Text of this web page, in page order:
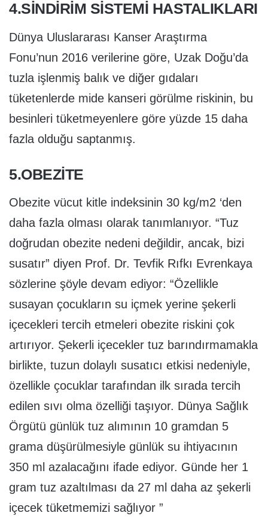
4.SİNDİRİM SİSTEMİ HASTALIKLARI
Dünya Uluslararası Kanser Araştırma
Fonu’nun 2016 verilerine göre, Uzak Doğu’da
tuzla işlenmiş balık ve diğer gıdaları
tüketenlerde mide kanseri görülme riskinin, bu
besinleri tüketmeyenlere göre yüzde 15 daha
fazla olduğu saptanmış.
5.OBEZİTE
Obezite vücut kitle indeksinin 30 kg/m2 ‘den
daha fazla olması olarak tanımlanıyor. “Tuz
doğrudan obezite nedeni değildir, ancak, bizi
susatır” diyen Prof. Dr. Tevfik Rıfkı Evrenkaya
sözlerine şöyle devam ediyor: “Özellikle
susayan çocukların su içmek yerine şekerli
içecekleri tercih etmeleri obezite riskini çok
artırıyor. Şekerli içecekler tuz barındırmamakla
birlikte, tuzun dolaylı susatıcı etkisi nedeniyle,
özellikle çocuklar tarafından ilk sırada tercih
edilen sıvı olma özelliği taşıyor. Dünya Sağlık
Örgütü günlük tuz alımının 10 gramdan 5
grama düşürülmesiyle günlük su ihtiyacının
350 ml azalacağını ifade ediyor. Günde her 1
gram tuz azaltılması da 27 ml daha az şekerli
içecek tüketmemizi sağlıyor ”